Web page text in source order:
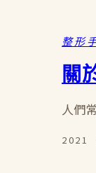
整形
關
人們
2021